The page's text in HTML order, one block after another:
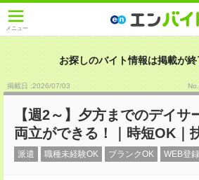
メニュー
お探しのバイト情報は掲載が終
掲載日 :2026/07/03
【週2～】夕方までのデイサ
両立ができる！｜時短OK｜
派遣 職種未経験OK ブランクOK WEB登